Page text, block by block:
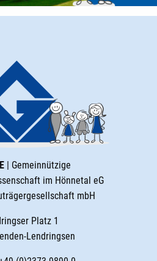
| Gemeinnützige
im Hönnetal eG
mbH
Platz 1
Lendringsen